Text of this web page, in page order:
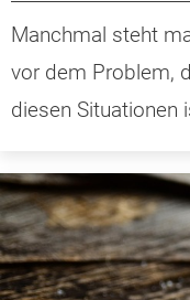
Manchmal steht
vor dem Problem,
diesen Situationen